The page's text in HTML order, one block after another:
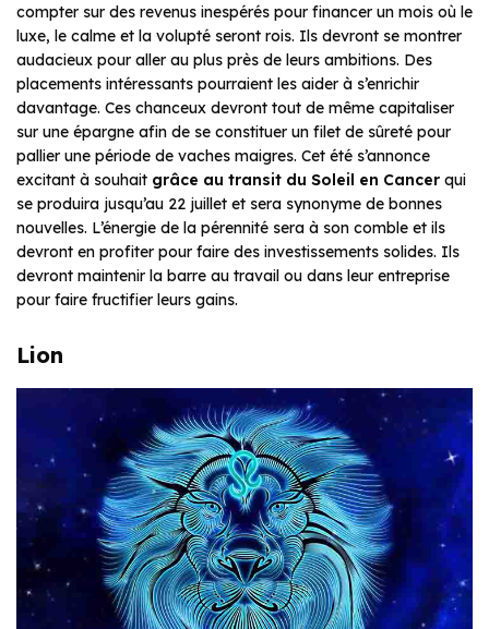
compter sur des revenus inespérés pour financer un mois où le
luxe, le calme et la volupté seront rois. Ils devront se montrer
audacieux pour aller au plus près de leurs ambitions. Des
placements intéressants pourraient les aider à s’enrichir
davantage. Ces chanceux devront tout de même capitaliser
sur une épargne afin de se constituer un filet de sûreté pour
pallier une période de vaches maigres. Cet été s’annonce
excitant à souhait grâce au transit du Soleil en Cancer qui
se produira jusqu’au 22 juillet et sera synonyme de bonnes
nouvelles. L’énergie de la pérennité sera à son comble et ils
devront en profiter pour faire des investissements solides. Ils
devront maintenir la barre au travail ou dans leur entreprise
pour faire fructifier leurs gains.
Lion